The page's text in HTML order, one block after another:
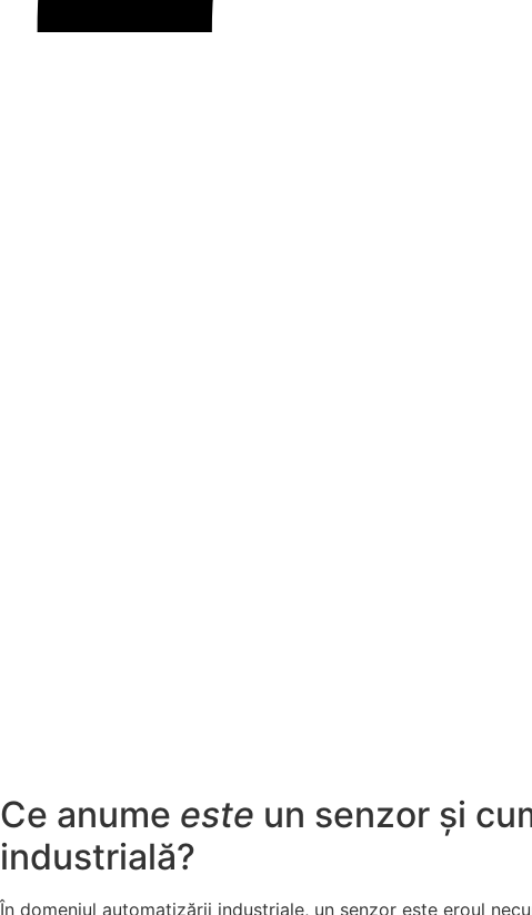
Ce anume este un senzor și
industrială?
În domeniul automatizării industriale, un senzor este eroul